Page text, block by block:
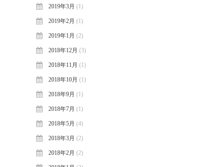
2019年3月 (1)
2019年2月 (1)
2019年1月 (2)
2018年12月 (3)
2018年11月 (1)
2018年10月 (1)
2018年9月 (1)
2018年7月 (1)
2018年5月 (4)
2018年3月 (2)
2018年2月 (2)